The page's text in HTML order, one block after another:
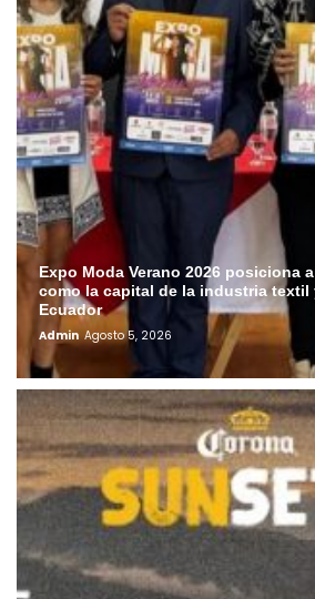
Expo Moda Verano 2026 posiciona
como la capital de la industria textil
Ecuador
Admin Agosto 5, 2026